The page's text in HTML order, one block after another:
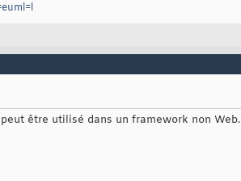
être utilisé dans un framework non Web.